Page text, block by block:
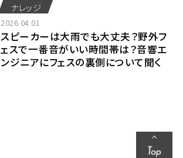
ナレッジ
2026.04.01
スピーカーは大雨でも大丈夫？野外フ
ェスで一番音がいい時間帯は？音響エ
ンジニアにフェスの裏側について聞く